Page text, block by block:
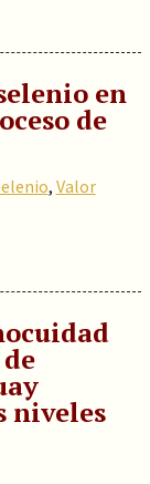
en
de
, Valor
niveles